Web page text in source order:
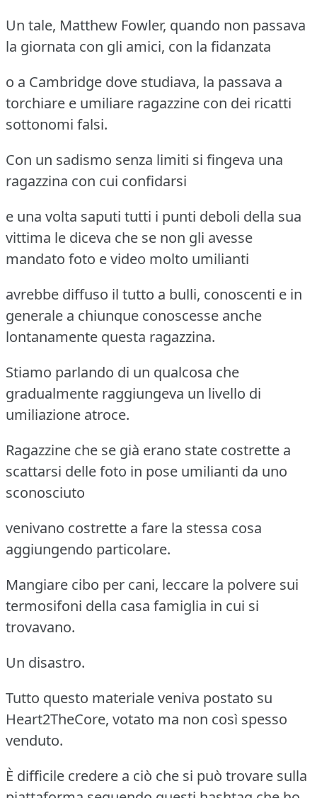
Un tale, Matthew Fowler, quando non passava
la giornata con gli amici, con la fidanzata
o a Cambridge dove studiava, la passava a
torchiare e umiliare ragazzine con dei ricatti
sottonomi falsi.
Con un sadismo senza limiti si fingeva una
ragazzina con cui confidarsi
e una volta saputi tutti i punti deboli della sua
vittima le diceva che se non gli avesse
mandato foto e video molto umilianti
avrebbe diffuso il tutto a bulli, conoscenti e in
generale a chiunque conoscesse anche
lontanamente questa ragazzina.
Stiamo parlando di un qualcosa che
gradualmente raggiungeva un livello di
umiliazione atroce.
Ragazzine che se già erano state costrette a
scattarsi delle foto in pose umilianti da uno
sconosciuto
venivano costrette a fare la stessa cosa
aggiungendo particolare.
Mangiare cibo per cani, leccare la polvere sui
termosifoni della casa famiglia in cui si
trovavano.
Un disastro.
Tutto questo materiale veniva postato su
Heart2TheCore, votato ma non così spesso
venduto.
È difficile credere a ciò che si può trovare sulla